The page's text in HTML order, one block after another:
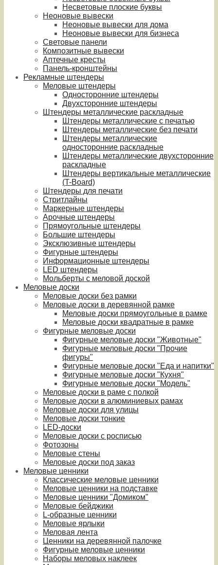
Несветовые плоские буквы
Неоновые вывески
Неоновые вывески для дома
Неоновые вывески для бизнеса
Световые панели
Композитные вывески
Аптечные кресты
Панель-кронштейны
Рекламные штендеры
Меловые штендеры
Односторонние штендеры
Двухсторонние штендеры
Штендеры металлические раскладные
Штендеры металлические с печатью
Штендеры металлические без печати
Штендеры металлические
односторонние раскладные
Штендеры металлические двухсторонние
раскладные
Штендеры вертикальные металлические
(T-Board)
Штендеры для печати
Стритлайны
Маркерные штендеры
Арочные штендеры
Прямоугольные штендеры
Большие штендеры
Эксклюзивные штендеры
Фигурные штендеры
Информационные штендеры
LED штендеры
Мольберты с меловой доской
Меловые доски
Меловые доски без рамки
Меловые доски в деревянной рамке
Меловые доски прямоугольные в рамке
Меловые доски квадратные в рамке
Фигурные меловые доски
Фигурные меловые доски "Животные"
Фигурные меловые доски "Прочие
фигуры"
Фигурные меловые доски "Еда и напитки"
Фигурные меловые доски "Кухня"
Фигурные меловые доски "Модель"
Меловые доски в раме с полкой
Меловые доски в алюминиевых рамах
Меловые доски для улицы
Меловые доски тонкие
LED-доски
Меловые доски с росписью
Фотозоны
Меловые стены
Меловые доски под заказ
Меловые ценники
Классические меловые ценники
Меловые ценники на подставке
Меловые ценники "Домиком"
Меловые бейджики
L-образные ценники
Меловые ярлыки
Меловая лента
Ценники на деревянной палочке
Фигурные меловые ценники
Наборы меловых наклеек